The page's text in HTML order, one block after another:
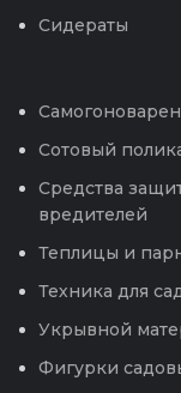
Сидераты
Сотовый
Средства
вредителей
Теплицы и
Техника для
Укрывной
Фигурки